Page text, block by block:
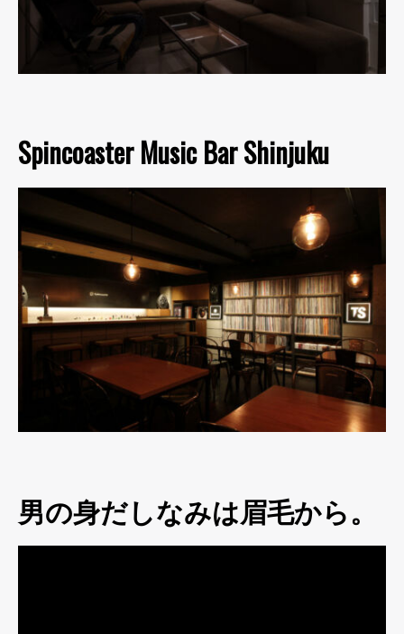
Spincoaster Music Bar Shinjuku
男の身だしなみは眉毛から。